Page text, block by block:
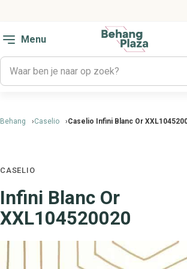
Menu
Behang Caselio Caselio Infini Blanc Or
CASELIO
Infini Blanc Or
XXL104520020